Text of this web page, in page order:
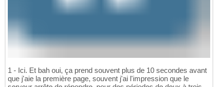
1 - Ici. Et bah oui, ça prend souvent plus de 10 secondes avant
que j'aie la première page, souvent j'ai l'impression que le